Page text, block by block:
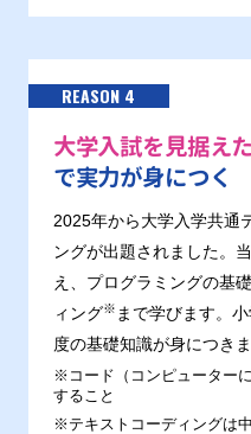
REASON 4
大学入試を見据え
で実力が身につく
2025年から大学入学共通
ングが出題されました。
え、プログラミングの基
ィング※ まで学びます。
度の基礎知識が身につきま
※コード（コンピューター
すること
※テキストコーディングは